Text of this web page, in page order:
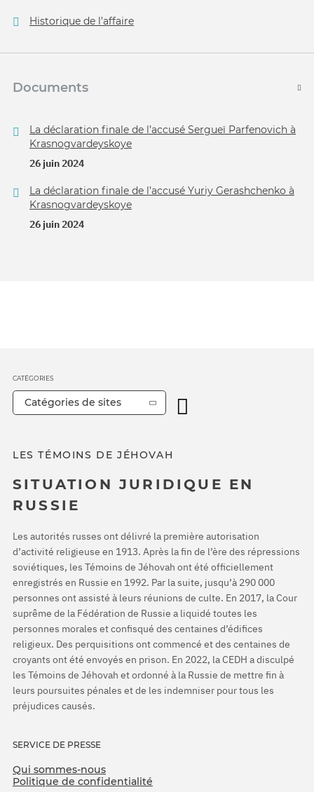
Historique de l’affaire
Documents
La déclaration finale de l’accusé Sergueï Parfenovich à
Krasnogvardeyskoye
26 juin 2024
La déclaration finale de l’accusé Yuriy Gerashchenko à
Krasnogvardeyskoye
26 juin 2024
LES TÉMOINS DE JÉHOVAH
SITUATION JURIDIQUE EN
RUSSIE
Les autorités russes ont délivré la première autorisation
d’activité religieuse en 1913. Après la fin de l’ère des répressions
soviétiques, les Témoins de Jéhovah ont été officiellement
enregistrés en Russie en 1992. Par la suite, jusqu’à 290 000
personnes ont assisté à leurs réunions de culte. En 2017, la Cour
suprême de la Fédération de Russie a liquidé toutes les
personnes morales et confisqué des centaines d’édifices
religieux. Des perquisitions ont commencé et des centaines de
croyants ont été envoyés en prison. En 2022, la CEDH a disculpé
les Témoins de Jéhovah et ordonné à la Russie de mettre fin à
leurs poursuites pénales et de les indemniser pour tous les
préjudices causés.
SERVICE DE PRESSE
Qui sommes-nous
Politique de confidentialité
CATÉGORIES
Catégories de sites